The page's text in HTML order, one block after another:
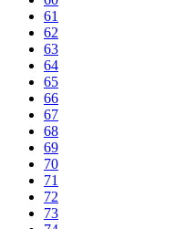
61
62
63
64
65
66
67
68
69
70
71
72
73